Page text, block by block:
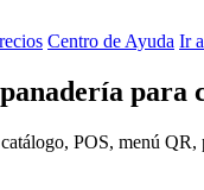
Centro de Ayuda Ir
para
POS, menú QR,